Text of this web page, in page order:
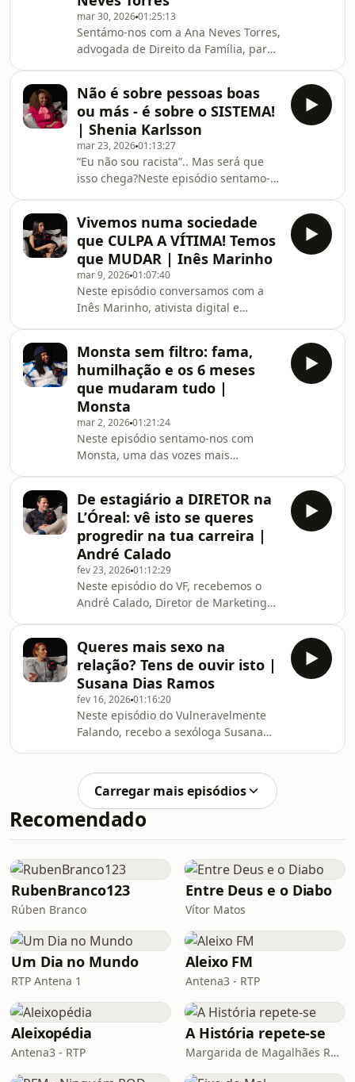
financeiro das suas empresas falam
por si só, mas hoje entramos na sua
mente, e percebemos exatamente o
que teve que fazer para chegar onde
est
mar 30, 202601:25:13
Sentámo-nos com a Ana Neves Torres,
advogada de Direito da Família, para
casar… mas que faz toda a diferença
quando tudo acaba: convenções
antenupciais!Falámos de divórcio,
filhos no meio da separação, guarda
partilhada, pensões de alimentos e
principalmente do impacto real que
certas decisões têm (mesmo quando
parecem “normais” na altura
Não é sobre pessoas boas
ou más - é sobre o SISTEMA!
| Shenia Karlsson
mar 23, 202601:13:27
“Eu não sou racista”.. Mas será que
isso chega?Neste episódio sentamo-
só um insulto - e como ele afeta
relações, autoestima, escolhas e até a
forma como vemos o mundo (mesmo
sem perceber).Falamos de terapia
especializada em questões que s
afrodescendentes entendem, relações
interraciais e de coisas que muita
gente prefere não
Vivemos numa sociedade
que CULPA A VÍTIMA! Temos
que MUDAR | Inês Marinho
mar 9, 202601:07:40
Neste episódio conversamos com a
Inês Marinho, ativista digital e
filtros e profundamente
necessária!Falámos da sua história
pessoal: do momento em que um
vídeo íntimo seu foi partilhado online
sem o seu consentimento e de como
essa experiência se transformou num
movimento de apoio a vítimas de
exposição digital. Falamos sobre a
cultur
Monsta sem filtro: fama,
humilhação e os 6 meses
que mudaram tudo |
Monsta
mar 2, 202601:21:24
Neste episódio sentamo-nos com
Monsta, uma das vozes mais
icónicos de sempre, a Força Suprema,
para uma conversa crua, sem filtros e
profundamente humana. Falámos de
uma infância dura na Linha de Sintra,
do caminho improvável até ao topo,
da construção de um legado na
música e do que realmente está por
trás da fama, do reconhecimento e do
s
De estagiário a DIRETOR na
L’Óreal: vê isto se queres
progredir na tua carreira |
André Calado
fev 23, 202601:12:29
Neste episódio do VF, recebemos o
André Calado, Diretor de Marketing
que realmente é preciso para
construir uma carreira dentro de uma
das maiores multinacionais do
mundoFalámos sobre o seu percurso
até chegar a um cargo de liderança,
os bastidores do crescimento
profissional e os momentos de dúvida
que não aparecem no LinkedIn.
Queres mais sexo na
relação? Tens de ouvir isto |
Susana Dias Ramos
fev 16, 202601:16:20
Neste episódio do Vulneravelmente
Falando, recebo a sexóloga Susana
necessárias que já tivemos no
podcast! Falamos sem filtros sobre
sexo, desejo, libido e tudo aquilo que
é vivido em silêncio dentro dos
pessoas traem? É falta de caráter ou
falta de conexão? O que acontece à
intimidade depois dos filhos?
Carregar mais episódios
Recomendado
RubenBranco123
Rúben Branco
Entre Deus e o Diabo
Vítor Matos
Um Dia no Mundo
RTP Antena 1
Aleixo FM
Antena3 - RTP
Aleixopédia
Antena3 - RTP
A História repete-se
Margarida de Magalhães Ramalho e Lourenço Pereira Coutinho